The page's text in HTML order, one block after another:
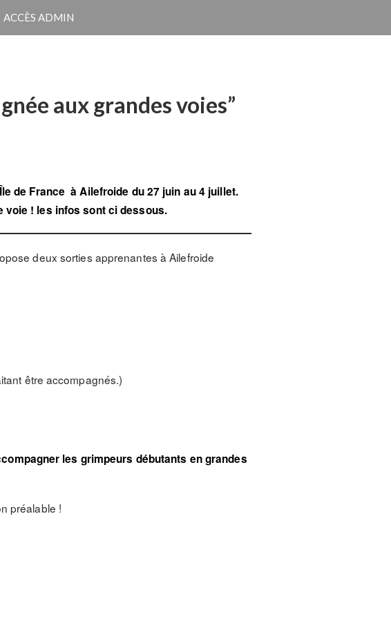
ACCÈS ADMIN
aux grandes voies”
de France à Ailefroide du 27 juin au 4 juillet.
voie ! les infos sont ci dessous.
deux sorties apprenantes à Ailefroide
être accompagnés.)
les grimpeurs débutants en grandes
préalable !